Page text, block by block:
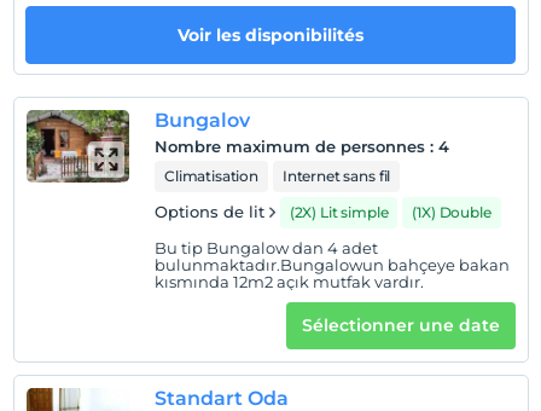
enregistrement
Vérifier
Avant 11:00
animaux
Animaux non admis
Les bébés de moins de 2 ne sont pas facturés
1 enfant(s) jusqu'à l'âge de 6 ans par chambre n'est/ne
Voir les disponibilités
Bungalov
Nombre maximum de personnes : 4
Climatisation Internet sans fil
Options de lit (2X) Lit simple (1X) Double
Bu tip Bungalow dan 4 adet
bulunmaktadır.Bungalowun bahçeye bakan
kısmında 12m2 açık mutfak vardır.
Sélectionner une date
Standart Oda